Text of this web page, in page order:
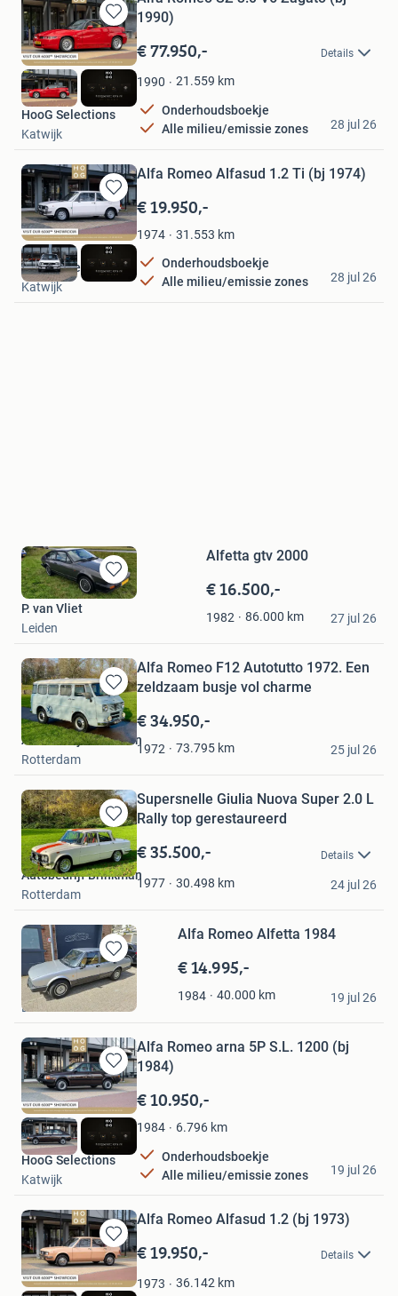
Bewaren
in
Mijn
Favorieten
1990)
€ 77.950,- Details
1990 21.559 km
Onderhoudsboekje
Alle milieu/emissie zones
HooG Selections
Katwijk
28 jul 26
Bewaren
in
Mijn
Favorieten
Alfa Romeo Alfasud 1.2 Ti (bj 1974)
€ 19.950,-
1974 31.553 km
Onderhoudsboekje
Alle milieu/emissie zones
HooG Selections
Katwijk
28 jul 26
Bewaren
in
Alfetta gtv 2000
€ 16.500,-
1982 86.000 km
P. van Vliet
Leiden
27 jul 26
Bewaren
in
Mijn
Favorieten
Alfa Romeo F12 Autotutto 1972. Een
zeldzaam busje vol charme
€ 34.950,-
1972 73.795 km
Autobedrijf Brinkman
Rotterdam
25 jul 26
Bewaren
in
Mijn
Favorieten
Supersnelle Giulia Nuova Super 2.0 L
Rally top gerestaureerd
€ 35.500,- Details
1977 30.498 km
Autobedrijf Brinkman
Rotterdam
24 jul 26
Bewaren
in
Mijn
Favorieten
Alfa Romeo Alfetta 1984
€ 14.995,-
1984 40.000 km
frank
Loosdrecht
19 jul 26
Bewaren
in
Mijn
Favorieten
Alfa Romeo arna 5P S.L. 1200 (bj
1984)
€ 10.950,-
1984 6.796 km
Onderhoudsboekje
Alle milieu/emissie zones
HooG Selections
Katwijk
19 jul 26
Bewaren
in
Mijn
Alfa Romeo Alfasud 1.2 (bj 1973)
€ 19.950,- Details
1973 36.142 km